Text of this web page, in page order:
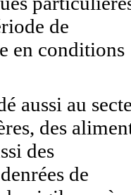
de
en conditions
aussi au
des
des
de